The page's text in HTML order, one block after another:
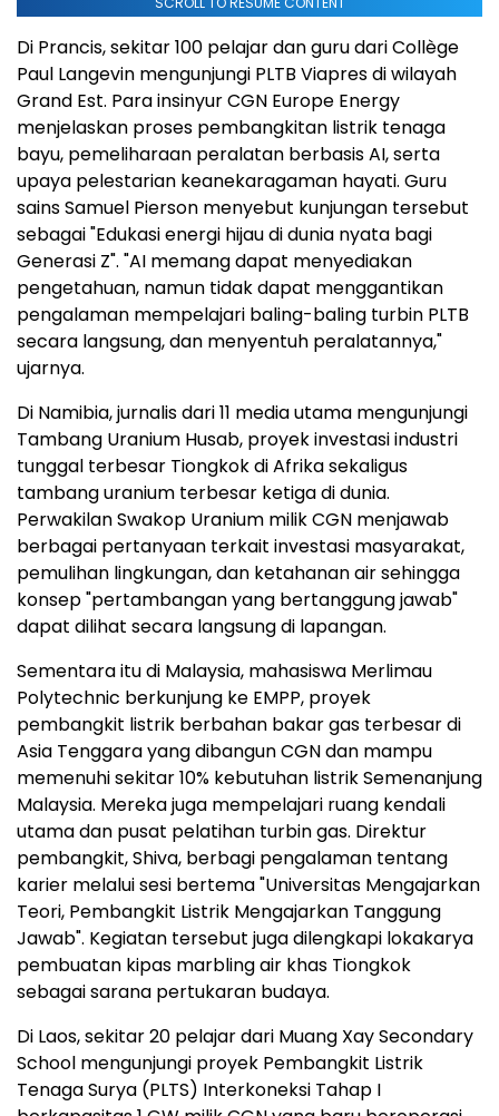
Di Prancis, sekitar 100 pelajar dan guru dari Collège
Paul Langevin mengunjungi PLTB Viapres di wilayah
Grand Est. Para insinyur CGN Europe Energy
menjelaskan proses pembangkitan listrik tenaga
bayu, pemeliharaan peralatan berbasis AI, serta
upaya pelestarian keanekaragaman hayati. Guru
sains Samuel Pierson menyebut kunjungan tersebut
sebagai "Edukasi energi hijau di dunia nyata bagi
Generasi Z". "AI memang dapat menyediakan
pengetahuan, namun tidak dapat menggantikan
pengalaman mempelajari baling-baling turbin PLTB
secara langsung, dan menyentuh peralatannya,"
ujarnya.
Di Namibia, jurnalis dari 11 media utama mengunjungi
Tambang Uranium Husab, proyek investasi industri
tunggal terbesar Tiongkok di Afrika sekaligus
tambang uranium terbesar ketiga di dunia.
Perwakilan Swakop Uranium milik CGN menjawab
berbagai pertanyaan terkait investasi masyarakat,
pemulihan lingkungan, dan ketahanan air sehingga
konsep "pertambangan yang bertanggung jawab"
dapat dilihat secara langsung di lapangan.
Sementara itu di Malaysia, mahasiswa Merlimau
Polytechnic berkunjung ke EMPP, proyek
pembangkit listrik berbahan bakar gas terbesar di
Asia Tenggara yang dibangun CGN dan mampu
memenuhi sekitar 10% kebutuhan listrik Semenanjung
Malaysia. Mereka juga mempelajari ruang kendali
utama dan pusat pelatihan turbin gas. Direktur
pembangkit, Shiva, berbagi pengalaman tentang
karier melalui sesi bertema "Universitas Mengajarkan
Teori, Pembangkit Listrik Mengajarkan Tanggung
Jawab". Kegiatan tersebut juga dilengkapi lokakarya
pembuatan kipas marbling air khas Tiongkok
sebagai sarana pertukaran budaya.
Di Laos, sekitar 20 pelajar dari Muang Xay Secondary
School mengunjungi proyek Pembangkit Listrik
Tenaga Surya (PLTS) Interkoneksi Tahap I